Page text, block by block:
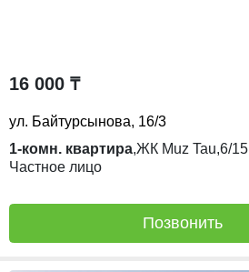
16 000 ₸
ул. Байтурсынова, 16/3
1-комн. квартира,ЖК Muz Tau,6/15
Частное лицо
Позвонить